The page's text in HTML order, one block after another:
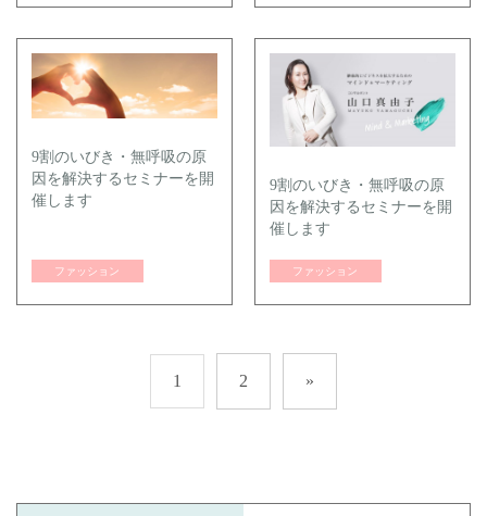
9割のいびき・無呼吸の原
因を解決するセミナーを開
催します
ファッション
9割のいびき・無呼吸の原
因を解決するセミナーを開
催します
ファッション
1 2 »